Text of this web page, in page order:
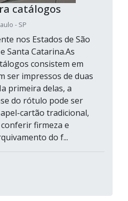
catálogos
- SP
nos Estados de São
Santa Catarina.As
consistem em
ser impressos de duas
primeira delas, a
do rótulo pode ser
cartão tradicional,
firmeza e
do f...